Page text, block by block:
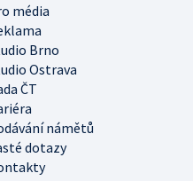
média
Brno
Ostrava
ČT
námětů
dotazy